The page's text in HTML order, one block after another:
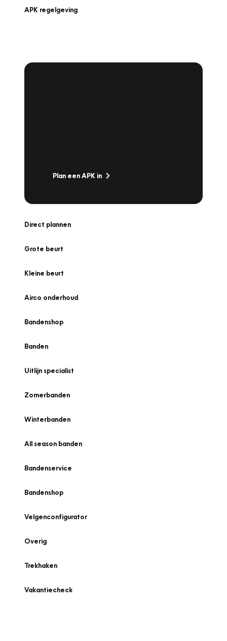
APK regelgeving
Plan een APK in
Direct plannen
Grote beurt
Kleine beurt
Airco onderhoud
Bandenshop
Banden
Uitlijn specialist
Zomerbanden
Winterbanden
All season banden
Bandenservice
Bandenshop
Velgenconfigurator
Overig
Trekhaken
Vakantiecheck